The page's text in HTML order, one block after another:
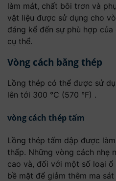
làm mát, chất bôi trơn và
vật liệu được sử dụng cho
đáng kể đến sự phù hợp
cụ thể.
Vòng cách bằng thép
Lồng thép có thể được sử
lên tới 300 °C (570 °F) .
vòng cách thép tấm
Lồng thép tấm dập được
thấp. Những vòng cách nhẹ
cao và, đối với một số loại
bề mặt để giảm thêm ma